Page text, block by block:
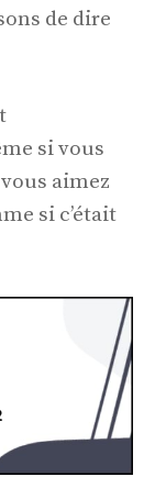
de dire
si vous
aimez
si c’était